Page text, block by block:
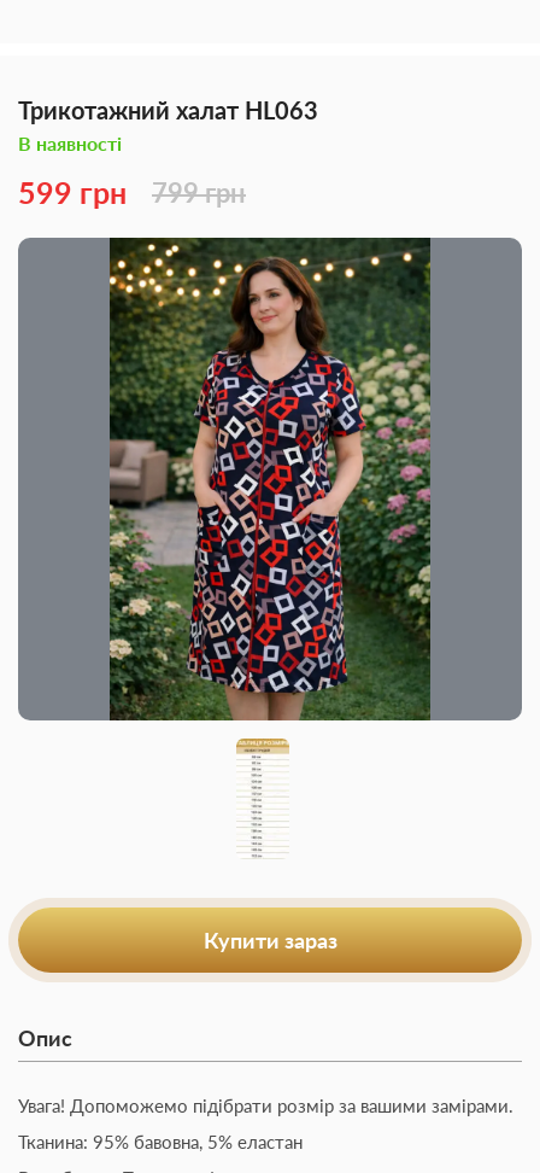
Трикотажний халат HL063
В наявності
599 грн 799 грн
Купити зараз
Опис
Увага! Допоможемо підібрати розмір за вашими замірами.
Тканина: 95% бавовна, 5% еластан